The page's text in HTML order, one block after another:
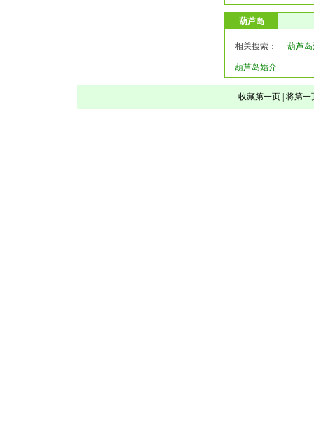
葫芦岛
相关搜索： 葫芦
葫芦岛婚介
收藏第一页 将第一